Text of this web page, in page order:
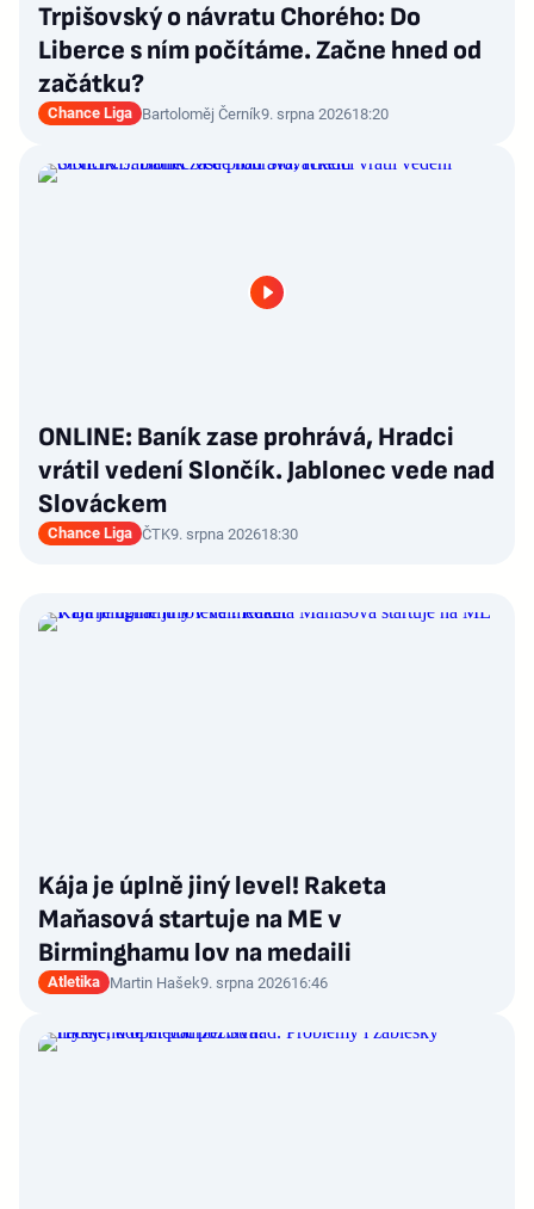
Trpišovský o návratu Chorého: Do
Liberce s ním počítáme. Začne hned od
začátku?
Chance Liga Bartoloměj Černík9. srpna 202618:20
ONLINE: Baník zase prohrává, Hradci
vrátil vedení Slončík. Jablonec vede nad
Slováckem
Chance Liga ČTK9. srpna 202618:30
Kája je úplně jiný level! Raketa
Maňasová startuje na ME v
Birminghamu lov na medaili
Atletika Martin Hašek9. srpna 202616:46